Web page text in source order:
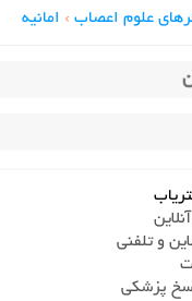
علوم اعصاب › امانیه
و تلفنی
پزشکی